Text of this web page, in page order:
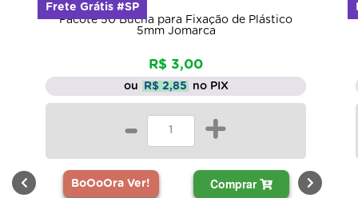
Pacote 50 Bucha para Fixação de Plástico
5mm Jomarca
R$ 3,00
ou R$ 2,85 no PIX
- +
BoOoOra Ver! Comprar
Frete Grátis #SP